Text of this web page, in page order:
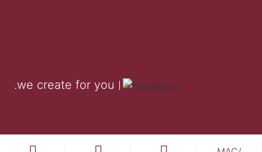
.we create for you